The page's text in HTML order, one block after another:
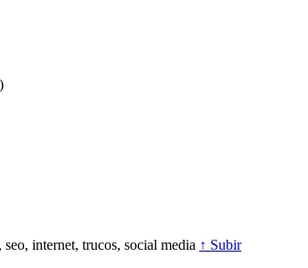
internet, trucos, social media ↑ Subir